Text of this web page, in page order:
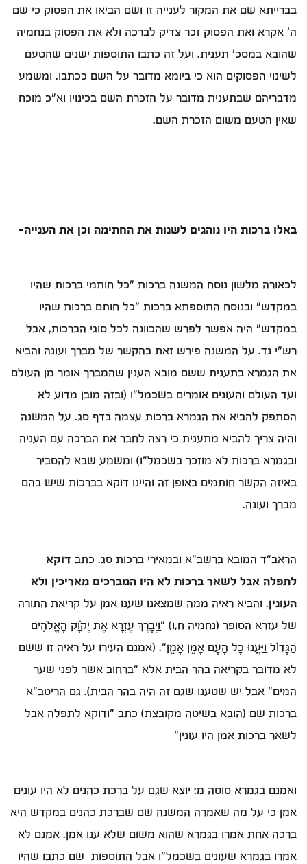
בברייתא שם את המקור לענייה זו ושם הביאו את הפסוק כי שם
ה' אקרא ואת הפסוק זכר צדיק לברכה ולא את הפסוק בנחמיה
שהובא במסכ' תענית. ועל זה כתבו התוספות ישנים שהטעם
לשינוי הפסוקים הוא כי ביומא מדובר על השם ככתבו. ומשמע
מדבריהם שבתענית מדובר על הזכרת השם בכינויו וא"כ מוכח
שאין הטעם משום הזכרת השם.
באלו ברכות היו נוהגים לשנות את החתימה וכן את הענייה-
לכאורה מלשון נוסח המשנה ברכות "כל חותמי ברכות שהיו
במקדש" ובנוסח התוספתא ברכות "כל חותם ברכות שהיו
במקדש" היה אפשר לפרש שהכוונה לכל סוגי הברכות, אבל
רש"י נד. על המשנה פירש זאת בהקשר של מברך ועונה והביא
את הגמרא בתענית ששם מובא הענין שהמברך אומר מן העולם
ועד העולם והעונים אומרים בשכמל"ו (ובזה מובן מדוע לא
הסתפק להביא את הגמרא ברכות עצמה בדף סג. על המשנה
והיה צריך להביא מתענית כי רצה לחבר את הברכה עם העניה
ובגמרא ברכות לא מוזכר בשכמל"ו) ומשמע שבא להסביר
באיזה הקשר חותמים באופן זה והיינו דוקא בברכות שיש בהם
מברך ועונה.
הראב"ד המובא ברשב"א ובמאירי ברכות סג. כתב דוקא
לתפלה אבל לשאר ברכות לא היו המברכים מאריכין ולא
העונין. והביא ראיה ממה שמצאנו שענו אמן על קריאת התורה
של עזרא הסופר (נחמיה ח,ו) "וַיְבָרֶךְ עֶזְרָא אֶת יְקֹוָק הָאֱלֹהִים
הַגָּדוֹל וַיַּעֲנוּ כָל הָעָם אָמֵן אָמֵן". (אמנם העירו על ראיה זו ששם
לא מדובר בקריאה בהר הבית אלא "ברחוב אשר לפני שער
המים" אבל יש שטענו שגם זה היה בהר הבית). גם הריטב"א
ברכות שם (הובא בשיטה מקובצת) כתב "ודוקא לתפלה אבל
לשאר ברכות אמן היו עונין"
ואמנם בגמרא סוטה מ: יוצא שגם על ברכת כהנים לא היו עונים
אמן כי על מה שאמרה המשנה שם שברכת כהנים במקדש היא
ברכה אחת אמרו בגמרא שהוא משום שלא ענו אמן. אמנם לא
אמרו בגמרא שעונים בשכמל"ו אבל התוספות שם כתבו שהיו